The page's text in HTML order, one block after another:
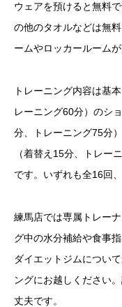
ウェアを預けると無料
の他のタオルなどは無
ームやロッカールーム
トレーニング内容は基
レーニング60分）のシ
分、トレーニング75分
（着替え15分、トレー
です。いずれも全16回
練馬店では専属トレー
グ中の水分補給や食事
ダイエットジムについ
ングにお越しください
丈夫です。